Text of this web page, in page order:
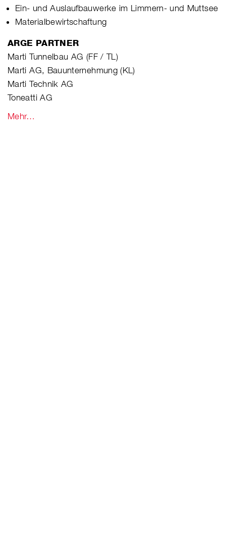
Ein- und Auslaufbauwerke im Limmern- und Muttsee
Materialbewirtschaftung
ARGE PARTNER
Marti Tunnelbau AG (FF / TL)
Marti AG, Bauunternehmung (KL)
Marti Technik AG
Toneatti AG
Mehr…